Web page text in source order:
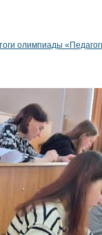
олимпиады